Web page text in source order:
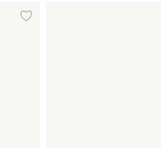
Lägg till i önskelista